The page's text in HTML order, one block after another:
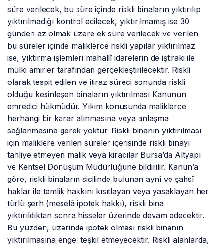
süre verilecek, bu süre içinde riskli binaların yıktırılıp
yıktırılmadığı kontrol edilecek, yıktırılmamış ise 30
günden az olmak üzere ek süre verilecek ve verilen
bu süreler içinde maliklerce riskli yapılar yıktırılmaz
ise, yıktırma işlemleri mahallî idarelerin de iştiraki ile
mülki amirler tarafından gerçekleştirilecektir. Riskli
olarak tespit edilen ve itiraz süreci sonunda riskli
olduğu kesinleşen binaların yıktırılması Kanunun
emredici hükmüdür. Yıkım konusunda maliklerce
herhangi bir karar alınmasına veya anlaşma
sağlanmasına gerek yoktur. Riskli binanın yıktırılması
için maliklere verilen süreler içerisinde riskli binayı
tahliye etmeyen malik veya kiracılar Bursa’da Altyapı
ve Kentsel Dönüşüm Müdürlüğüne bildirilir. Kanun’a
göre, riskli binaların sicilinde bulunan aynî ve şahsî
haklar ile temlik hakkını kısıtlayan veya yasaklayan her
türlü şerh (meselâ ipotek hakkı), riskli bina
yıktırıldıktan sonra hisseler üzerinde devam edecektir.
Bu yüzden, üzerinde ipotek olması riskli binanın
yıktırılmasına engel teşkil etmeyecektir. Riskli alanlarda,